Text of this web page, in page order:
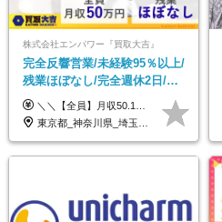
株式会社エンパワー『買取大吉』
完全反響営業/未経験95％以上/
残業ほぼなし/完全週休2日/月
収50万円スタート！/賞与年2
回
＼＼【全員】月収50.1万円保証！／／ 月給30.1万円＋インセン＋特別手当20万円(半年間)＋賞与 ※経験者は優遇いたします（研修も免除の場合有） ※固定残業代:7万4000円以上/月45時間分を含む ※固定残業代は残業がない場合も支給し、超過分は別途支給します ■入社後5日間研修を実施 研修中のテスト（ロープレ、商材知識）合格で研修生卒業となり翌月からインセンティブの対象に。 ロープレは細かな評価基準があり、顧客満足度をキープするため非常に重要なテストです。 ※4カ月目以降も不合格の場合、月給28.3万円／1カ月以内合格率100％ ＜平均年収＞ ◆一般メンバー ：625万円 ◆店長（管理職）：1178万円 ◆マネージャー ：4160万円
東京都_神奈川県_埼玉県_千葉県_大阪府_愛知県_北海道_青森県_岩手県_宮城県_秋田県_山形県_福島県_茨城県_栃木県_群馬県_新潟県_山梨県_長野県_富山県_石川県_福井県_静岡県_岐阜県_三重県_兵庫県_京都府_滋賀県_奈良県_和歌山県_広島県_岡山県_鳥取県_島根県_山口県_徳島県_香川県_愛媛県_高知県_福岡県_熊本県_佐賀県_長崎県_大分県_宮崎県_鹿児島県_沖縄県